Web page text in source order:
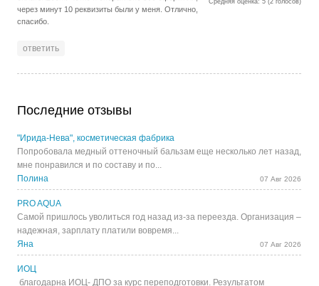
через минут 10 реквизиты были у меня. Отлично,
спасибо.
ответить
Последние отзывы
"Ирида-Нева", косметическая фабрика
Попробовала медный оттеночный бальзам еще несколько лет назад,
мне понравился и по составу и по...
Полина
07 Авг 2026
PRO AQUA
Самой пришлось уволиться год назад из-за переезда. Организация –
надежная, зарплату платили вовремя...
Яна
07 Авг 2026
ИОЦ
благодарна ИОЦ- ДПО за курс переподготовки. Результатом